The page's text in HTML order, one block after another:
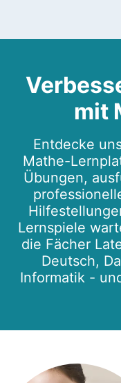
mit
Entdecke
Mathe-
Übungen,
Lernspiele
die Fächer
Deutsch,
Informatik -